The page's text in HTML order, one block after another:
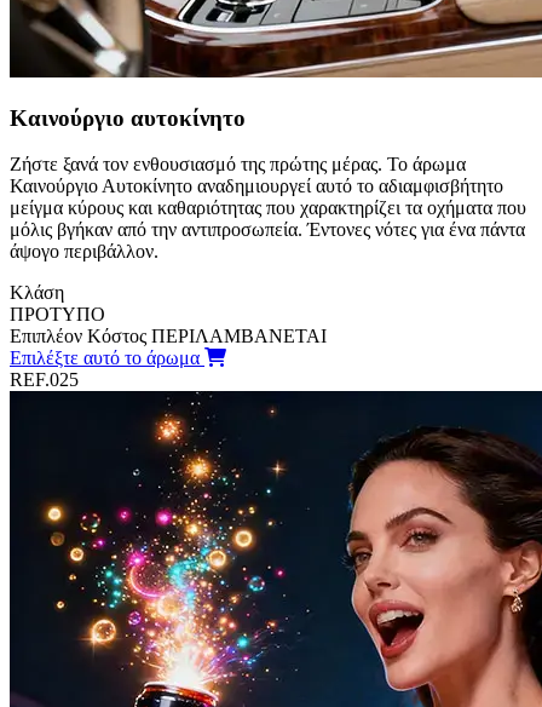
Καινούργιο αυτοκίνητο
Ζήστε ξανά τον ενθουσιασμό της πρώτης μέρας. Το άρωμα
Καινούργιο Αυτοκίνητο αναδημιουργεί αυτό το αδιαμφισβήτητο
μείγμα κύρους και καθαριότητας που χαρακτηρίζει τα οχήματα που
μόλις βγήκαν από την αντιπροσωπεία. Έντονες νότες για ένα πάντα
άψογο περιβάλλον.
Κλάση
ΠΡΟΤΥΠΟ
Επιπλέον Κόστος ΠΕΡΙΛΑΜΒΑΝΕΤΑΙ
Επιλέξτε αυτό το άρωμα
REF.025